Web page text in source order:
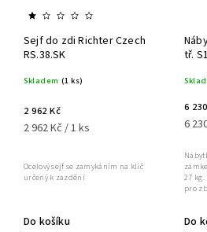
Sejf do zdi Richter Czech
RS.38.SK
Skladem (1 ks)
2 962 Kč
2 962 Kč / 1 ks
Do košíku
Ocelový sejf se zamykáním na klíč
určený k zazdění
tř.
6
6
Do
27
pro